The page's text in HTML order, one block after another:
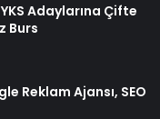
Adaylarına Çifte
Burs
Reklam Ajansı, SEO